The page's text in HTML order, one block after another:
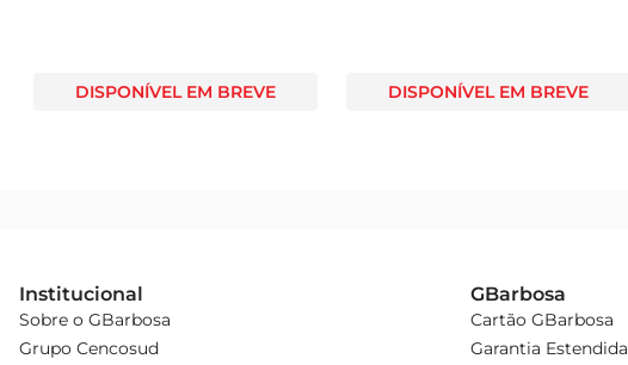
DISPONÍVEL EM BREVE DISPONÍVEL EM BREVE
Institucional
Sobre o GBarbosa
Grupo Cencosud
GBarbosa
Cartão GBarbosa
Garantia Estendida